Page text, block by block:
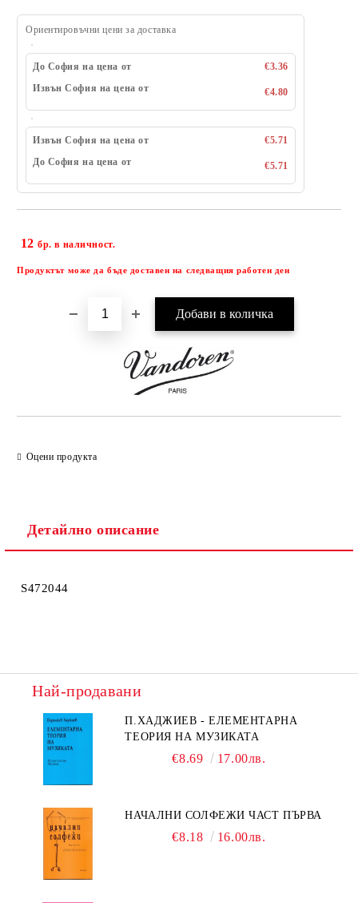
Ориентировъчни цени за доставка
До София на цена от
€3.36
Извън София на цена от
€4.80
Извън София на цена от
€5.71
До София на цена от
€5.71
12 бр. в наличност.
Продуктът може да бъде доставен на следващия работен ден
Оцени продукта
Детайлно описание
S472044
Най-продавани
П.ХАДЖИЕВ - ЕЛЕМЕНТАРНА
ТЕОРИЯ НА МУЗИКАТА
€8.69 17.00лв.
НАЧАЛНИ СОЛФЕЖИ ЧАСТ ПЪРВА
€8.18 16.00лв.